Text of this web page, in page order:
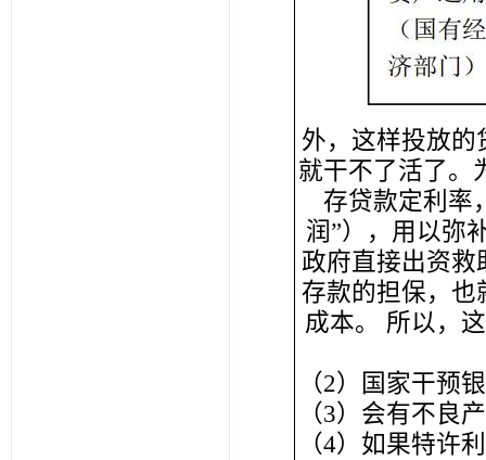
外，这样投放的
就干不了活了。
存贷款定利率
润”），用以弥
政府直接出资救
存款的担保，也
成本。 所以，
（2）国家干预
（3）会有不良
（4）如果特许